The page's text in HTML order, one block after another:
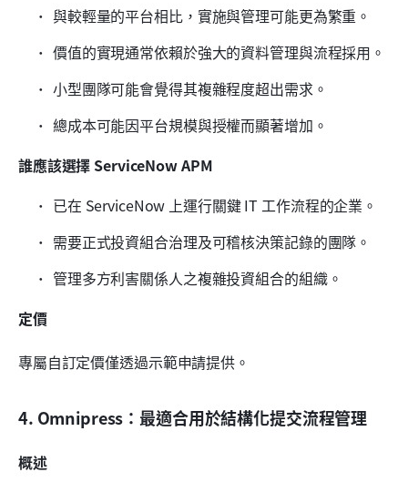
與較輕量的平台相比，實施與管理可能更為繁重。
價值的實現通常依賴於強大的資料管理與流程採用。
小型團隊可能會覺得其複雜程度超出需求。
總成本可能因平台規模與授權而顯著增加。
誰應該選擇 ServiceNow APM
已在 ServiceNow 上運行關鍵 IT 工作流程的企業。
需要正式投資組合治理及可稽核決策記錄的團隊。
管理多方利害關係人之複雜投資組合的組織。
定價
專屬自訂定價僅透過示範申請提供。
4. Omnipress：最適合用於結構化提交流程管理
概述